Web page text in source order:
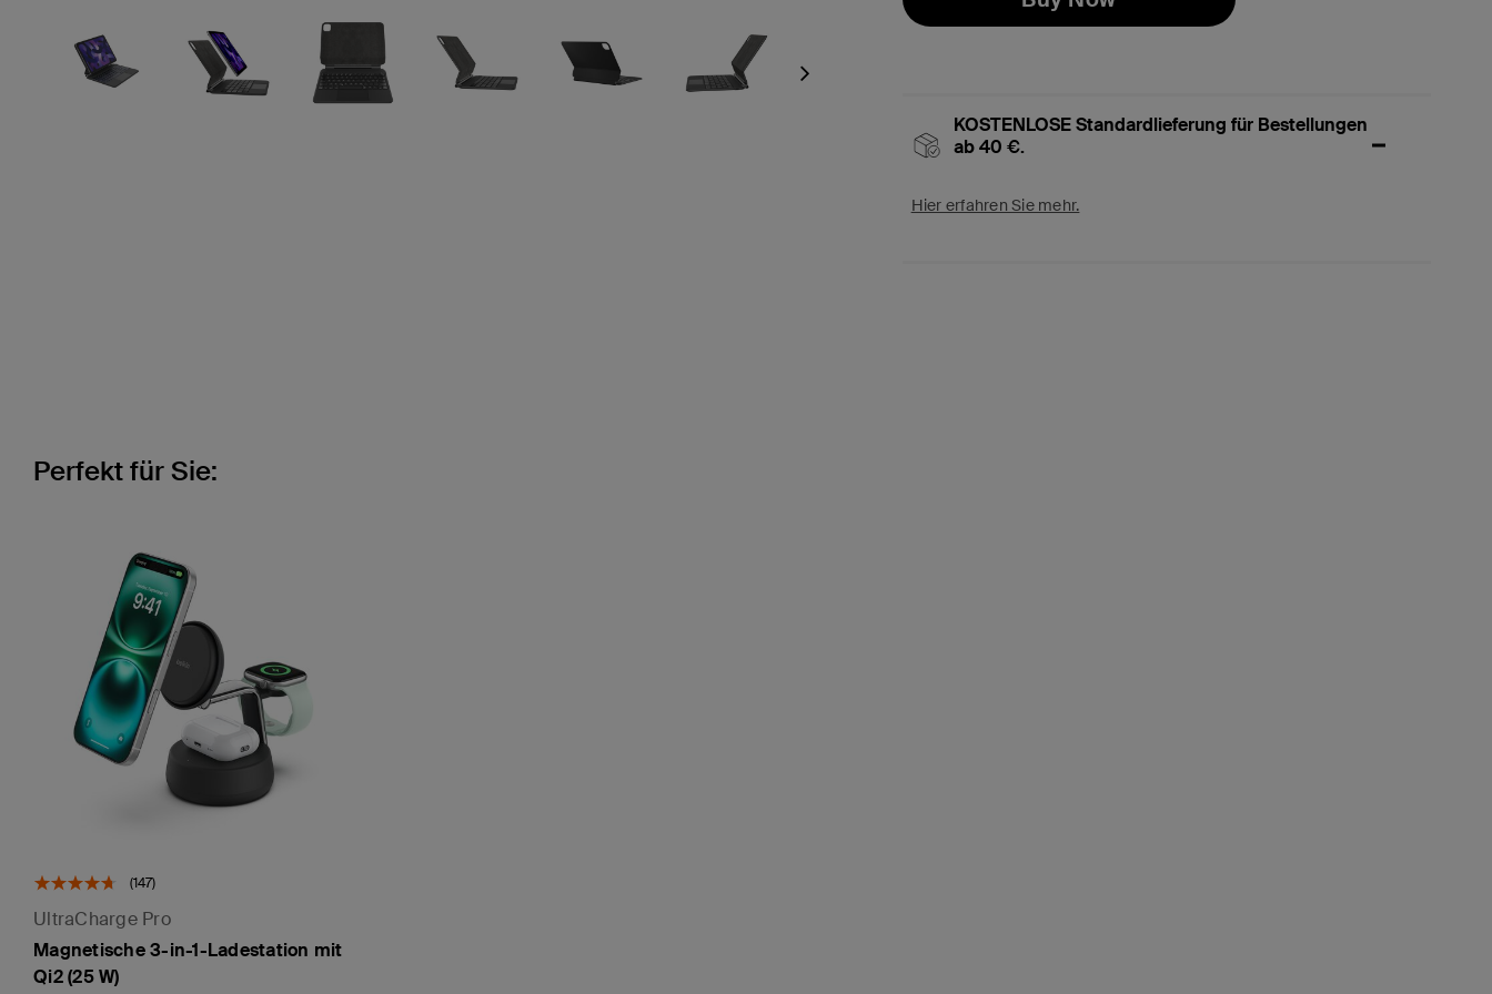
Next
KOSTENLOSE Standardlieferung für Bestellungen
ab 40 €.
Hier erfahren Sie mehr.
Perfekt für Sie:
(147)
UltraCharge Pro
Magnetische 3-in-1-Ladestation mit
Qi2 (25 W)